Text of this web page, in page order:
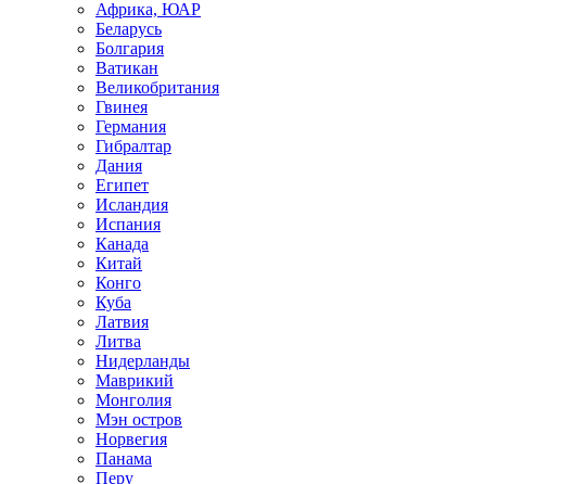
Африка, ЮАР
Беларусь
Болгария
Ватикан
Великобритания
Гвинея
Германия
Гибралтар
Дания
Египет
Исландия
Испания
Канада
Китай
Конго
Куба
Латвия
Литва
Нидерланды
Маврикий
Монголия
Мэн остров
Норвегия
Панама
Перу